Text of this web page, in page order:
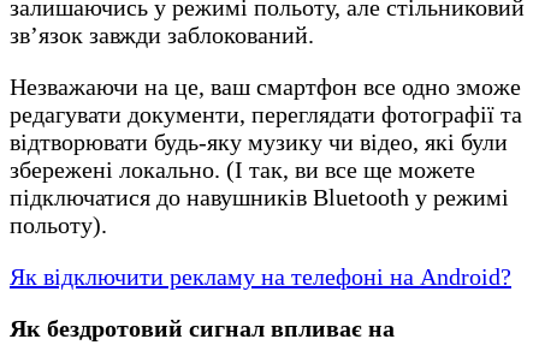
залишаючись у режимі польоту, але стільниковий
зв’язок завжди заблокований.
Незважаючи на це, ваш смартфон все одно зможе
редагувати документи, переглядати фотографії та
відтворювати будь-яку музику чи відео, які були
збережені локально. (І так, ви все ще можете
підключатися до навушників Bluetooth у режимі
польоту).
Як відключити рекламу на телефоні на Android?
Як бездротовий сигнал впливає на